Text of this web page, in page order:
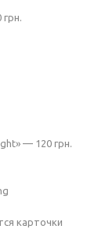
— 120 грн.
карточки